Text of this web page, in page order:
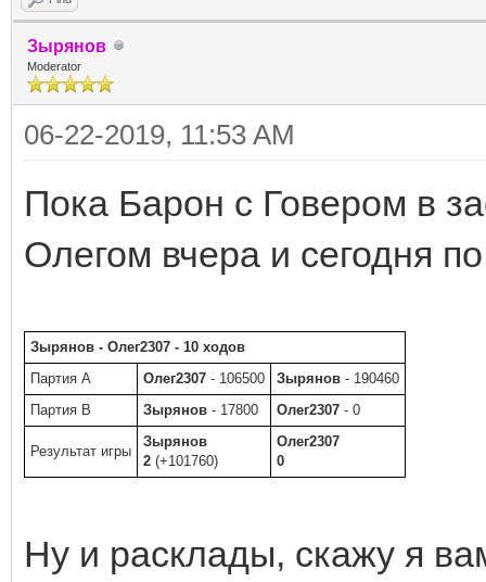
Зырянов
Moderator
06-22-2019, 11:53 AM
Пока Барон с Говером в
Олегом вчера и сегодня
Зырянов - Олег2307 - 10 ходов
Партия A
Олег2307 - 106500 Зырянов - 190460
Партия B
Зырянов - 17800 Олег2307 - 0
Результат игры
Зырянов
2 (+101760)
Олег2307
0
Ну и расклады, скажу я